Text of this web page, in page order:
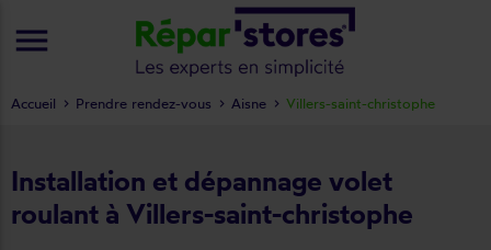
Installation et dépannage volet
roulant à Villers-saint-christophe
Accueil Prendre rendez-vous Aisne Villers-saint-christophe
menu